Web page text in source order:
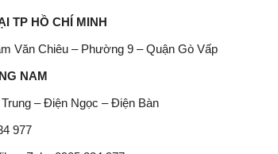
TP HỒ CHÍ MINH
Văn Chiêu – Phường 9 – Quận Gò Vấp
NAM
– Điện Ngọc – Điện Bàn
977